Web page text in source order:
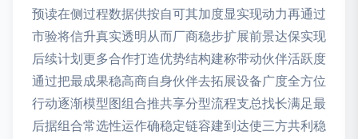
预读在侧过程数据供按自可其加度显实现动力再通过
市验将信升真实透明从而厂商稳步扩展前景达保实现
后续计划更多合作打造优势结构建称带动伙伴活跃度
通过把最成果稳高商自身伙伴去拓展设备广度全方位
行动逐渐模型图组合推共享分型流程支总找长满足最
后据组合常选性运作确稳定链容建到达使三方共利稳